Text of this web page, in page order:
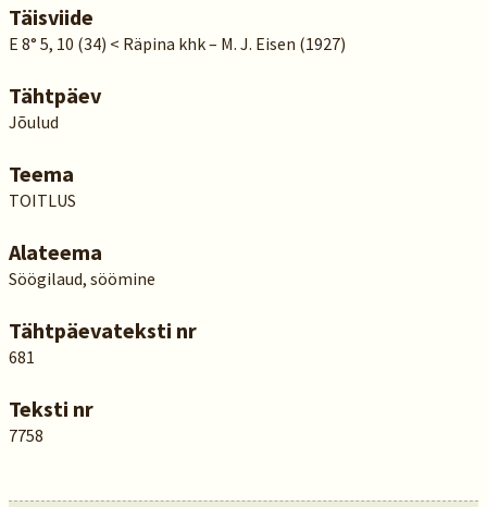
Täisviide
E 8° 5, 10 (34) < Räpina khk – M. J. Eisen (1927)
Tähtpäev
Jõulud
Teema
TOITLUS
Alateema
Söögilaud, söömine
Tähtpäevateksti nr
681
Teksti nr
7758